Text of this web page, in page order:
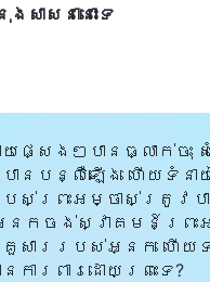
ាសនានោះទេ
ផ្សេងៗបានធ្លាក់ចុះ សំ
ានបន្លឺឡើង ហើយទំនាយ
បស់ព្រះអម្ចាស់ត្រូវប
នកចង់ស្វាគមន៍ព្រះ
សាររបស់អ្នក ហើយ
ារពារដោយព្រះទេ?